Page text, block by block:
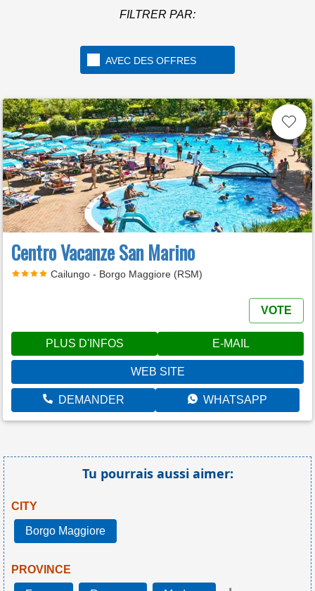
FILTRER PAR:
AVEC DES OFFRES
Centro Vacanze San Marino
Cailungo - Borgo Maggiore (RSM)
VOTE
PLUS D'INFOS E-MAIL
WEB SITE
DEMANDER WHATSAPP
Tu pourrais aussi aimer:
CITY
Borgo Maggiore
PROVINCE